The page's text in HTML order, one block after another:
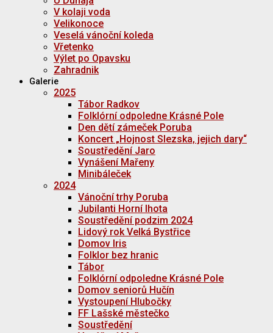
V kolaji voda
Velikonoce
Veselá vánoční koleda
Vřetenko
Výlet po Opavsku
Zahradnik
Galerie
2025
Tábor Radkov
Folklórní odpoledne Krásné Pole
Den dětí zámeček Poruba
Koncert „Hojnost Slezska, jejich dary“
Soustředění Jaro
Vynášení Mařeny
Minibáleček
2024
Vánoční trhy Poruba
Jubilanti Horní lhota
Soustředění podzim 2024
Lidový rok Velká Bystřice
Domov Iris
Folklor bez hranic
Tábor
Folklórní odpoledne Krásné Pole
Domov seniorů Hučín
Vystoupení Hlubočky
FF Lašské městečko
Soustředění